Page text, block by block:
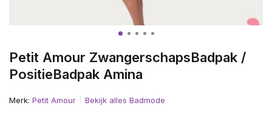
Petit Amour ZwangerschapsBadpak /
PositieBadpak Amina
Merk: Petit Amour Bekijk alles Badmode